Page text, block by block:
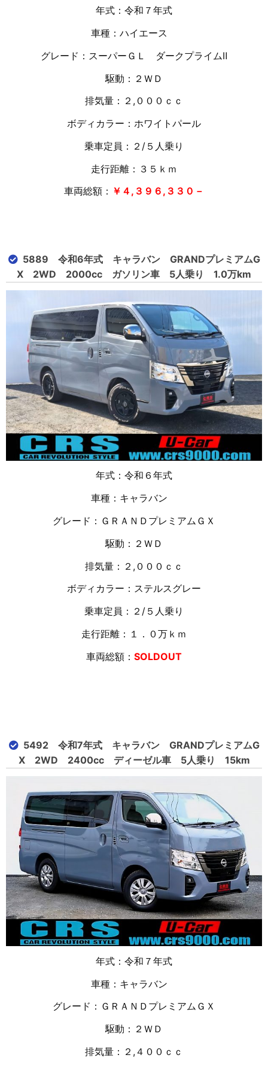
年式：令和７年式
車種：ハイエース
グレード：スーパーＧＬ ダークプライムⅡ
駆動：２ＷＤ
排気量：２,０００ｃｃ
ボディカラー：ホワイトパール
乗車定員：２/５人乗り
走行距離：３５ ｋｍ
車両総額： ￥４,３９６,３３０－
5889 令和6年式 キャラバン GRANDプレミアムG
X 2WD 2000cc ガソリン車 5人乗り 1.0万km
年式：令和６年式
車種：キャラバン
グレード：ＧＲＡＮＤプレミアムＧＸ
駆動：２ＷＤ
排気量：２,０００ｃｃ
ボディカラー：ステルスグレー
乗車定員：２/５人乗り
走行距離：１．０万 ｋｍ
車両総額： SOLDOUT
5492 令和7年式 キャラバン GRANDプレミアムG
X 2WD 2400cc ディーゼル車 5人乗り 15km
年式：令和７年式
車種：キャラバン
グレード：ＧＲＡＮＤプレミアムＧＸ
駆動：２ＷＤ
排気量：２,４００ｃｃ